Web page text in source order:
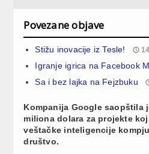
Povezane objave
Stižu inovacije iz Tesle!
Igranje igrica na Facebook
Sa i bez lajka na Fejzbuku
Kompanija Google saopštila
miliona dolara za projekte
veštačke inteligencije
društvo.